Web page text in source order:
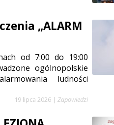
„ALARM
od 7:00 do 19:00
ogólnopolskie
ludności
19 lipca 2026 | Zapowiedzi